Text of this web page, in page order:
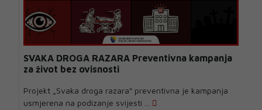
SVAKA DROGA RAZARA Preventivna kampanja
za život bez ovisnosti
Projekt „Svaka droga razara“ preventivna je kampanja
usmjerena na podizanje svijesti ...